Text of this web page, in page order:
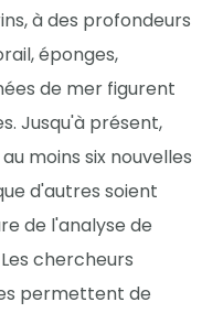
à des profondeurs
éponges,
de mer figurent
Jusqu'à présent,
moins six nouvelles
d'autres soient
de l'analyse de
chercheurs
permettent de